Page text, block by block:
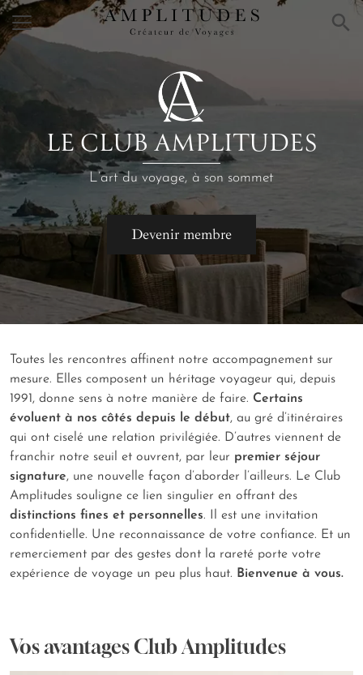
×
LE CLUB AMPLITUDES
L’art du voyage, à son sommet
Devenir membre
Toutes les rencontres affinent notre accompagnement sur
mesure. Elles composent un héritage voyageur qui, depuis
1991, donne sens à notre manière de faire. Certains
évoluent à nos côtés depuis le début, au gré d’itinéraires
qui ont ciselé une relation privilégiée. D’autres viennent de
franchir notre seuil et ouvrent, par leur premier séjour
signature, une nouvelle façon d’aborder l’ailleurs. Le Club
Amplitudes souligne ce lien singulier en offrant des
distinctions fines et personnelles. Il est une invitation
confidentielle. Une reconnaissance de votre confiance. Et un
remerciement par des gestes dont la rareté porte votre
expérience de voyage un peu plus haut. Bienvenue à vous.
Vos avantages Club Amplitudes